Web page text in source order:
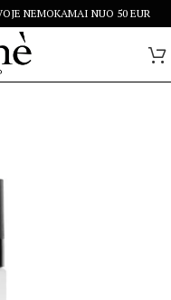
NEMOKAMAI NUO 50 EUR